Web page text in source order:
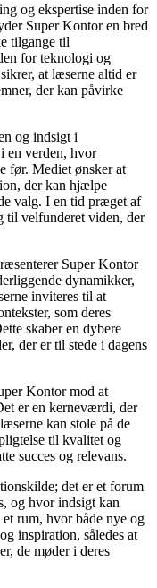
og ekspertise inden for
Super Kontor en bred
tilgange til
for teknologi og
at læserne altid er
der kan påvirke
og indsigt i
en verden, hvor
før. Mediet ønsker at
der kan hjælpe
valg. I en tid præget af
til velfunderet viden, der
Super Kontor
dynamikker,
inviteres til at
som deres
skaber en dybere
der er til stede i dagens
Kontor mod at
er en kerneværdi, der
kan stole på de
til kvalitet og
succes og relevans.
det er et forum
og hvor indsigt kan
rum, hvor både nye og
inspiration, således at
de møder i deres